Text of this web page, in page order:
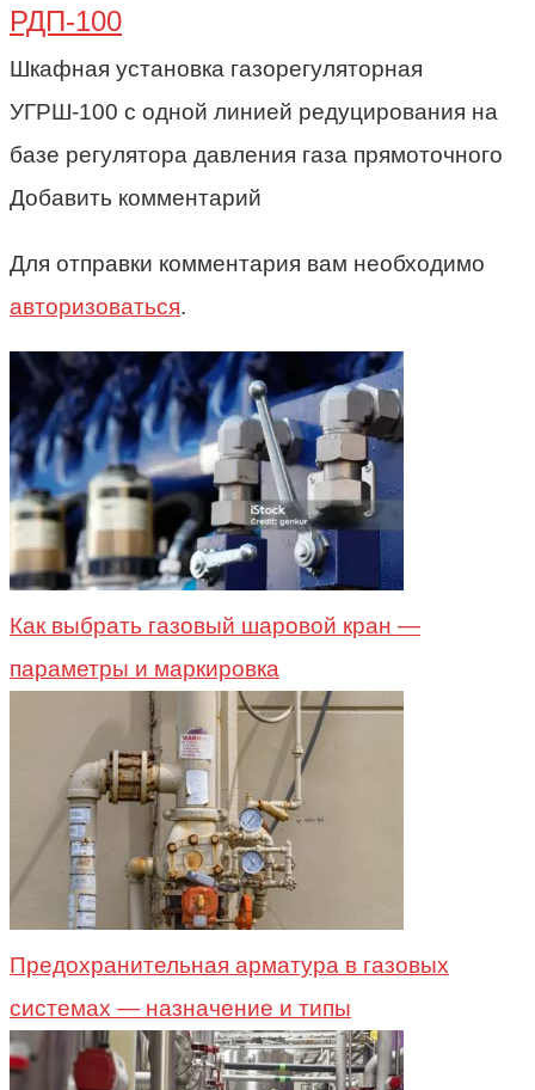
РДП-100
Шкафная установка газорегуляторная
УГРШ-100 с одной линией редуцирования на
базе регулятора давления газа прямоточного
Добавить комментарий
Для отправки комментария вам необходимо
авторизоваться.
Как выбрать газовый шаровой кран —
параметры и маркировка
Предохранительная арматура в газовых
системах — назначение и типы